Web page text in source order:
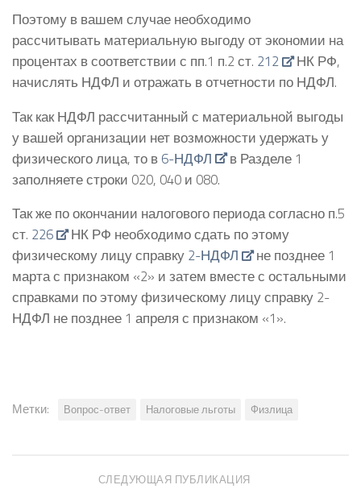
Поэтому в вашем случае необходимо
рассчитывать материальную выгоду от экономии на
процентах в соответствии с пп.1 п.2 ст. 212
НК РФ,
начислять НДФЛ и отражать в отчетности по НДФЛ.
Так как НДФЛ рассчитанный с материальной выгоды
у вашей организации нет возможности удержать у
физического лица, то в 6-НДФЛ
в Разделе 1
заполняете строки 020, 040 и 080.
Так же по окончании налогового периода согласно п.5
ст. 226
НК РФ необходимо сдать по этому
физическому лицу справку 2-НДФЛ
не позднее 1
марта с признаком «2» и затем вместе с остальными
справками по этому физическому лицу справку 2-
НДФЛ не позднее 1 апреля с признаком «1».
Метки: Вопрос-ответ Налоговые льготы Физлица
СЛЕДУЮЩАЯ ПУБЛИКАЦИЯ